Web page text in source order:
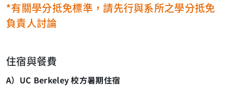
*有關學分抵免標準，請先行與系所之學分抵免
負責人討論
住宿與餐費
A）UC Berkeley 校方暑期住宿